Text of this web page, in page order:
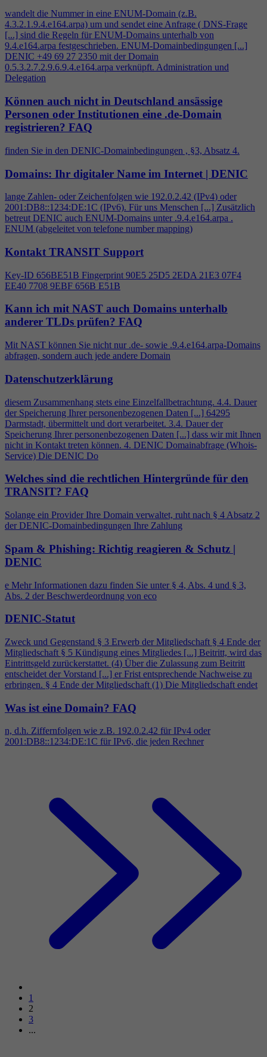
wandelt die Nummer in eine ENUM-Domain (z.B.
4.3.2.1.9.4.e164.arpa) um und sendet eine Anfrage ( DNS-Frage
[...] sind die Regeln für ENUM-Domains unterhalb von
9.4.e164.arpa festgeschrieben. ENUM-Domainbedingungen [...]
DENIC +49 69 27 2350 mit der Domain
0.5.3.2.7.2.9.6.9.4.e164.arpa verknüpft. Administration und
Delegation
Können auch nicht in Deutschland ansässige
Personen oder Institutionen eine .de-Domain
registrieren? FAQ
finden Sie in den DENIC-Domainbedingungen , §3, Absatz 4.
Domains: Ihr digitaler Name im Internet | DENIC
lange Zahlen- oder Zeichenfolgen wie 192.0.2.42 (IPv4) oder
2001:DB8::1234:DE:1C (IPv6). Für uns Menschen [...] Zusätzlich
betreut DENIC auch ENUM-Domains unter .9.4.e164.arpa .
ENUM (abgeleitet von telefone number mapping)
Kontakt TRANSIT Support
Key-ID 656BE51B Fingerprint 90E5 25D5 2EDA 21E3 07F4
EE40 7708 9EBF 656B E51B
Kann ich mit NAST auch Domains unterhalb
anderer TLDs prüfen? FAQ
Mit NAST können Sie nicht nur .de- sowie .9.4.e164.arpa-Domains
abfragen, sondern auch jede andere Domain
Datenschutzerklärung
diesem Zusammenhang stets eine Einzelfallbetrachtung. 4.4. Dauer
der Speicherung Ihrer personenbezogenen Daten [...] 64295
Darmstadt, übermittelt und dort verarbeitet. 3.4. Dauer der
Speicherung Ihrer personenbezogenen Daten [...] dass wir mit Ihnen
nicht in Kontakt treten können. 4. DENIC Domainabfrage (Whois-
Service) Die DENIC Do
Welches sind die rechtlichen Hintergründe für den
TRANSIT? FAQ
Solange ein Provider Ihre Domain verwaltet, ruht nach § 4 Absatz 2
der DENIC-Domainbedingungen Ihre Zahlung
Spam & Phishing: Richtig reagieren & Schutz |
DENIC
e Mehr Informationen dazu finden Sie unter § 4, Abs. 4 und § 3,
Abs. 2 der Beschwerdeordnung von eco
DENIC-Statut
Zweck und Gegenstand § 3 Erwerb der Mitgliedschaft § 4 Ende der
Mitgliedschaft § 5 Kündigung eines Mitgliedes [...] Beitritt, wird das
Eintrittsgeld zurückerstattet. (4) Über die Zulassung zum Beitritt
entscheidet der Vorstand [...] er Frist entsprechende Nachweise zu
erbringen. § 4 Ende der Mitgliedschaft (1) Die Mitgliedschaft endet
Was ist eine Domain? FAQ
n, d.h. Ziffernfolgen wie z.B. 192.0.2.42 für IPv4 oder
2001:DB8::1234:DE:1C für IPv6, die jeden Rechner
1
2
3
...